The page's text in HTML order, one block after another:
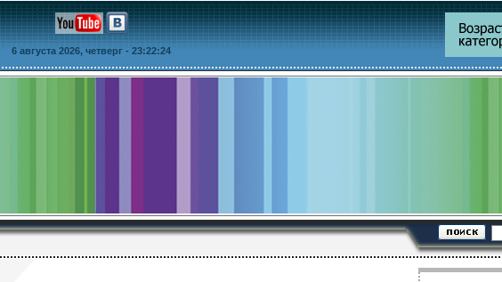
6 августа 2026, четверг - 23:22:24